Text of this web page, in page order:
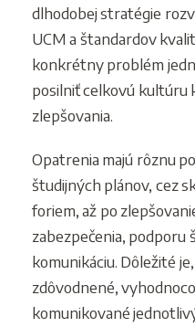
dlhodobej stratégie
UCM a štandardov
konkrétny problém
posilniť celkovú kultúru
zlepšovania.
Opatrenia majú rôznu
študijných plánov, cez
foriem, až po
zabezpečenia,
komunikáciu. Dôležité
zdôvodnené,
komunikované